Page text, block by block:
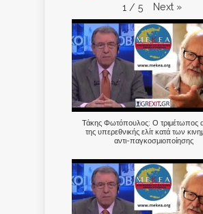
1 / 5 Next »
Τάκης Φωτόπουλος: Ο τριμέτωπος
της υπερεθνικής ελίτ κατά των
αντι-παγκοσμιοποίησης